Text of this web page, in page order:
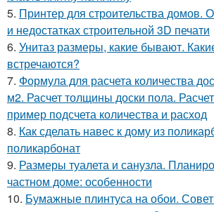
5. Принтер для строительства домов.
и недостатках строительной 3D печати
6. Унитаз размеры, какие бывают.
встречаются?
7. Формула для расчета количества
м2. Расчет толщины доски пола.
пример подсчета количества и расход
8. Как сделать навес к дому из
поликарбонат
9. Размеры туалета и санузла.
частном доме: особенности
10. Бумажные плинтуса на обои.